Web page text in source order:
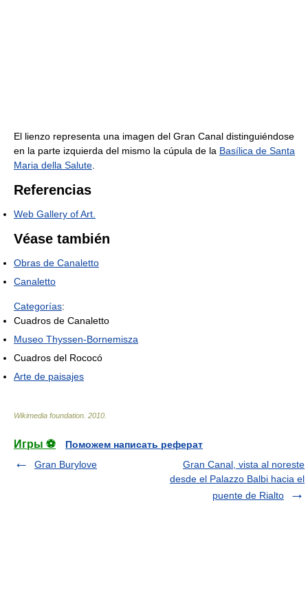
El lienzo representa una imagen del Gran Canal distinguiéndose
en la parte izquierda del mismo la cúpula de la Basílica de Santa
Maria della Salute
Referencias
Web Gallery of Art.
Véase también
Obras de Canaletto
Canaletto
Categorías:
Cuadros de Canaletto
Museo Thyssen-Bornemisza
Cuadros del Rococó
Arte de paisajes
Wikimedia foundation 2010
Игры ⚽
Поможем написать реферат
Gran Burylove
Gran Canal, vista al noreste
desde el Palazzo Balbi hacia el
puente de Rialto